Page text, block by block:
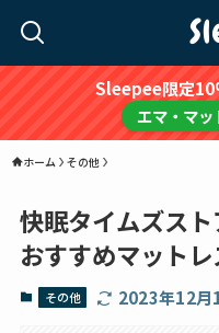
Sleepee限定
エマ・マッ
ホーム その他
快眠タイムズス
おすすめマット
その他 2023年12月